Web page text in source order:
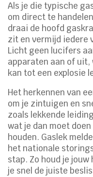
Als je die typische
om direct te
draai de hoofd
zit en vermijd iedere
Licht geen lucifers
apparaten aan of uit,
kan tot een explosie
Het herkennen van
om je zintuigen en
zoals lekkende
wat je dan moet
houden. Gaslek
het nationale
stap. Zo houd je
je snel de juiste